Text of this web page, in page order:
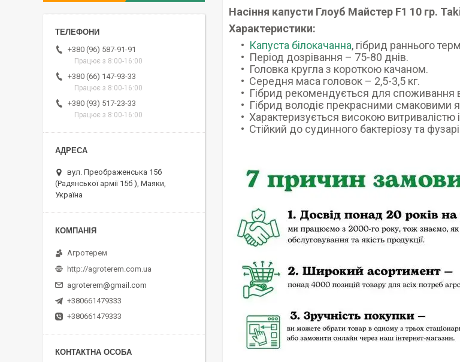
Насіння капусти Глоуб Майстер F1 10 гр.
Характеристики:
Капуста білокачанна, гібрид раннього
Період дозрівання – 75-80 днів.
Головка кругла з короткою качаном.
Середня маса головок – 2,5-3,5 кг.
Гібрид рекомендується для споживання
Гібрид володіє прекрасними смаковими
Характеризується високою
Стійкий до судинного бактеріозу та
+380 (96) 587-91-91
Працює з 8:00-16:00
+380 (66) 147-93-33
Працює з 8:00-16:00
+380 (93) 517-23-33
Працює з 8:00-16:00
вул. Преображенська 15б
(Радянської армії 15б ), Маяки,
Україна
Агротерем
http://agroterem.com.ua
agroterem@gmail.com
+380661479333
+380661479333